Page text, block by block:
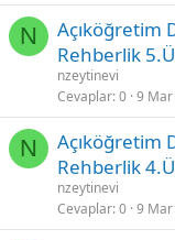
N
Açıköğretim
Rehberlik
nzeytinevi
Cevaplar 0 9
N
Açıköğretim
Rehberlik
nzeytinevi
Cevaplar 0 9